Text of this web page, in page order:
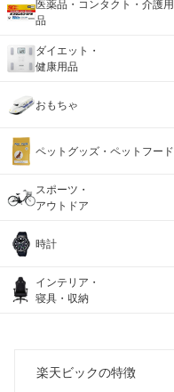
医薬品・コンタクト・介護用
品
ダイエット・
健康用品
おもちゃ
ペットグッズ・ペットフード
スポーツ・
アウトドア
時計
インテリア・
寝具・収納
楽天ビックの特徴